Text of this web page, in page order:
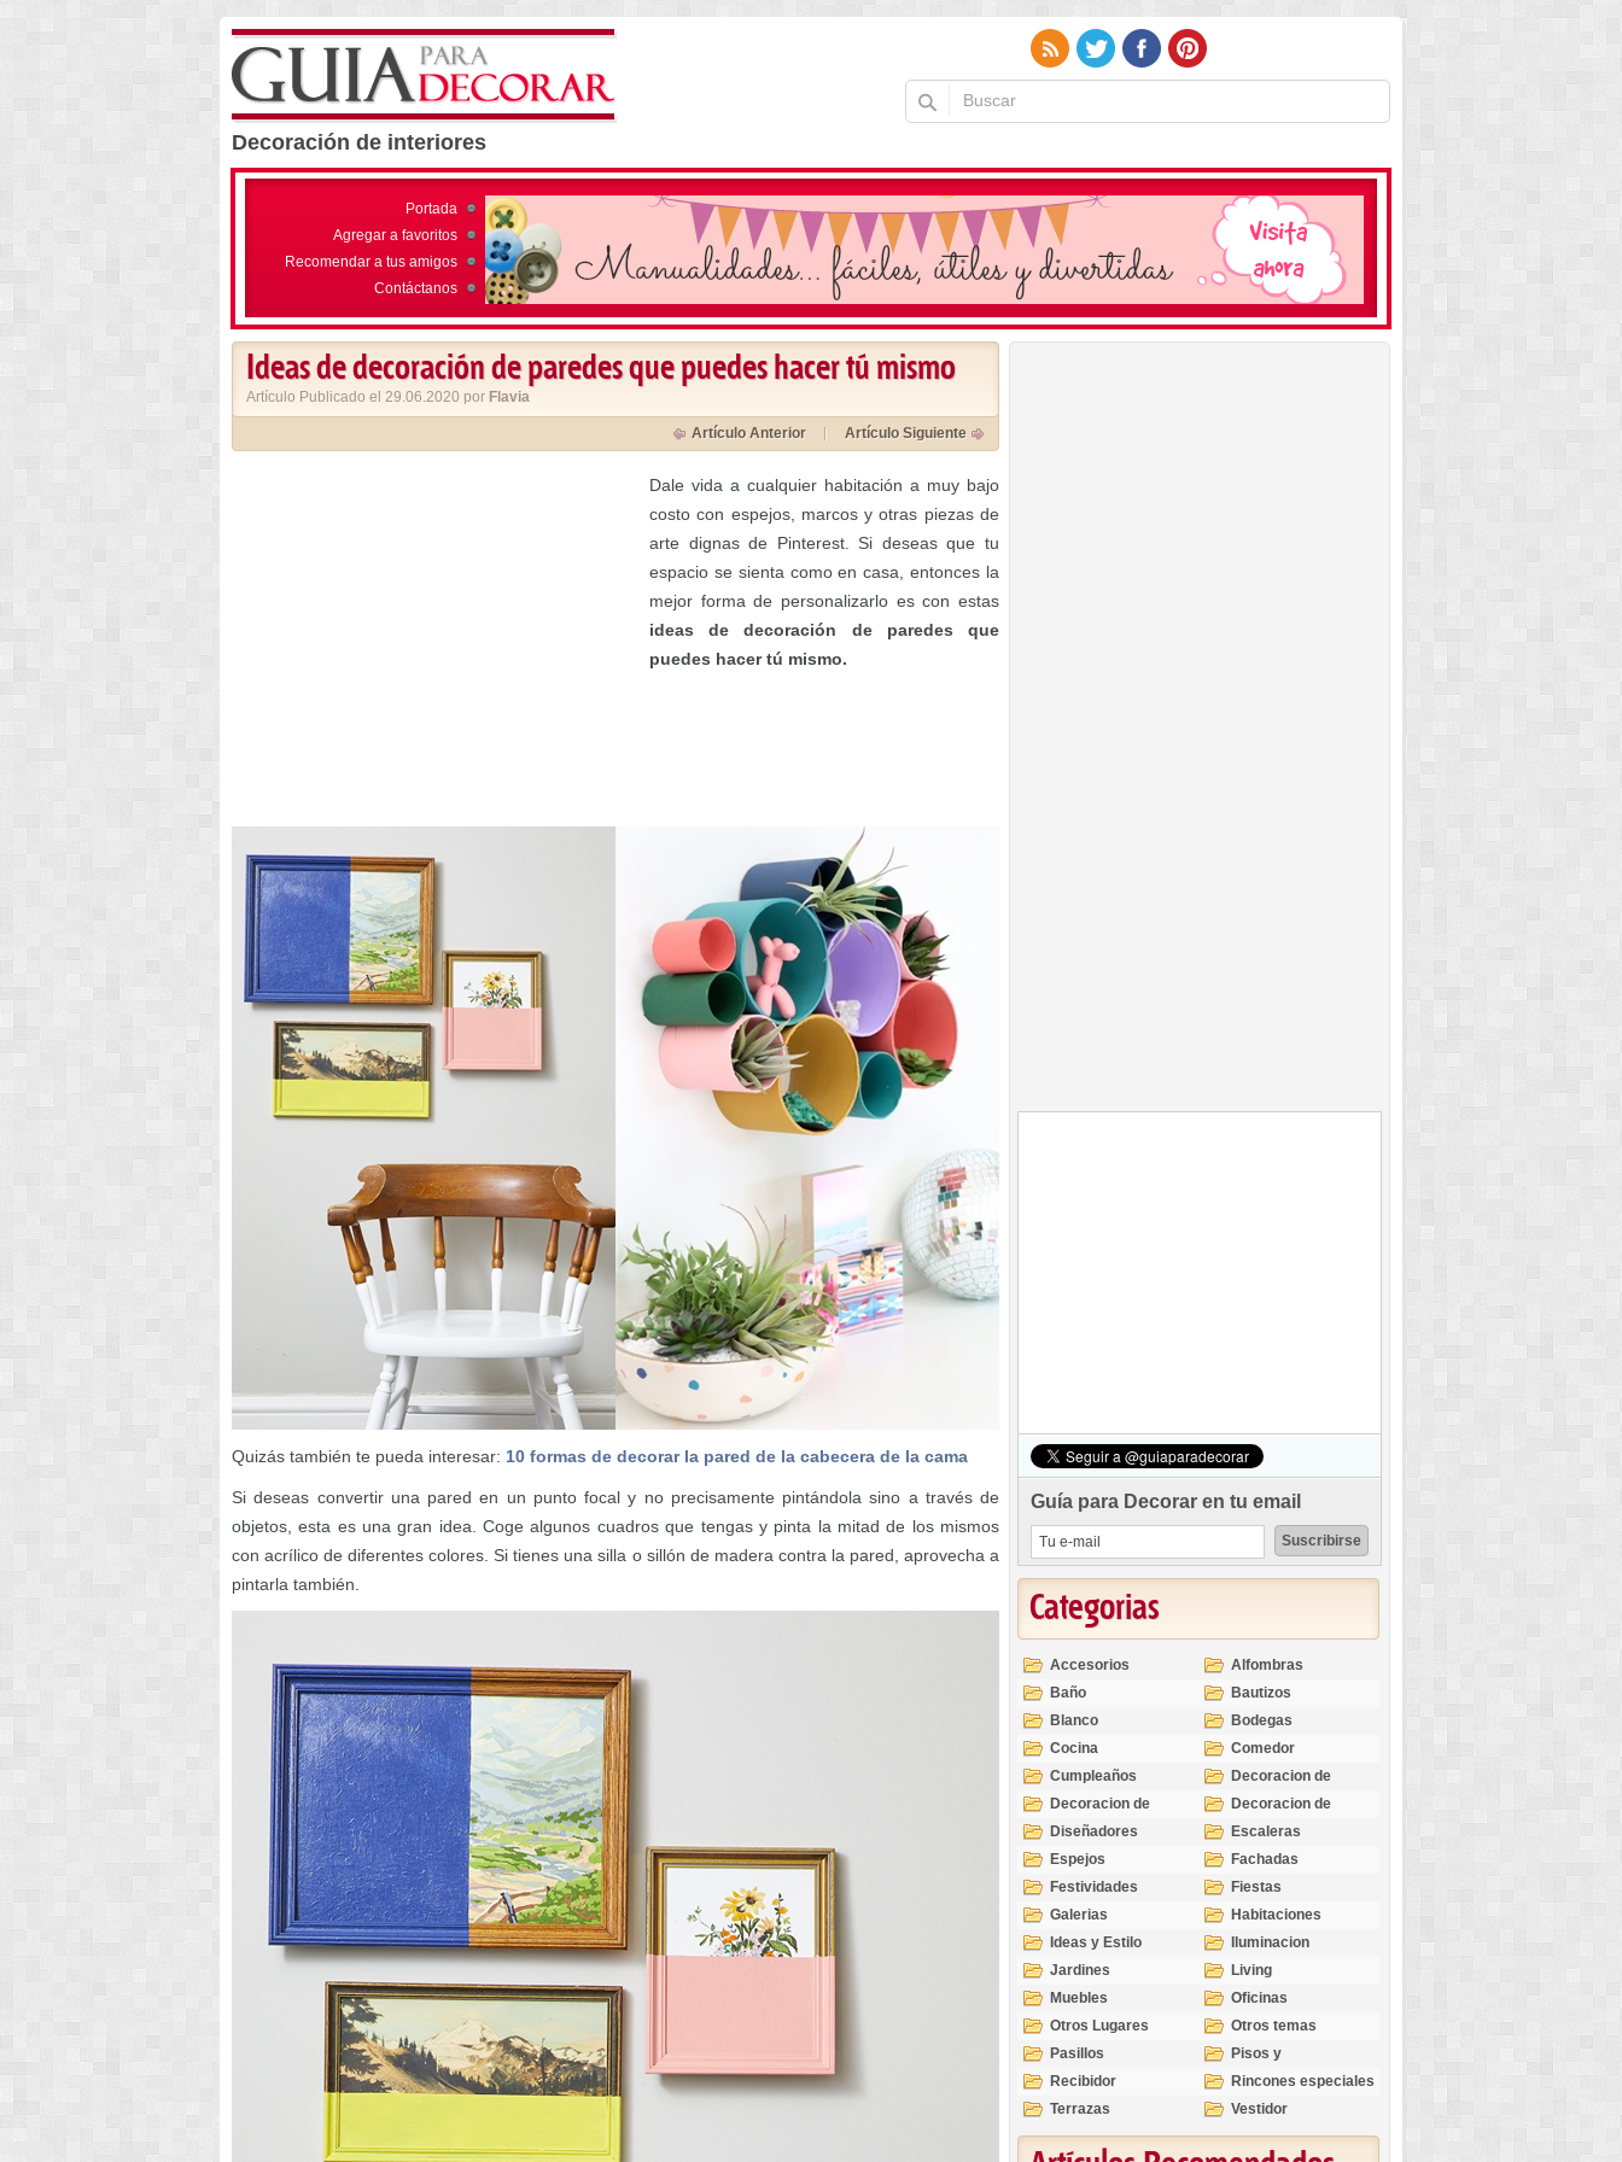
Decoración de interiores
Portada
Agregar a favoritos
Recomendar a tus amigos
Contáctanos
Ideas de decoración de paredes que puedes hacer tú mismo
Artículo Publicado el 29.06.2020 por Flavia
Artículo Anterior Artículo Siguiente
Dale vida a cualquier habitación a muy bajo
costo con espejos, marcos y otras piezas de
arte dignas de Pinterest. Si deseas que tu
espacio se sienta como en casa, entonces la
mejor forma de personalizarlo es con estas
ideas de decoración de paredes que
puedes hacer tú mismo.
Quizás también te pueda interesar: 10 formas de decorar la pared de la cabecera de la cama
Si deseas convertir una pared en un punto focal y no precisamente pintándola sino a través de
objetos, esta es una gran idea. Coge algunos cuadros que tengas y pinta la mitad de los mismos
con acrílico de diferentes colores. Si tienes una silla o sillón de madera contra la pared, aprovecha a
pintarla también.
Guía para Decorar en tu email
Categorias
Accesorios
Alfombras
Baño
Bautizos
Blanco
Bodegas
Cocina
Comedor
Cumpleaños
Decoracion de
Exteriores
Decoracion de
Interiores
Decoracion de
Ocasiones
Diseñadores
Escaleras
Espejos
Fachadas
Festividades
Fiestas
Galerias
Habitaciones
Ideas y Estilo
Iluminacion
Jardines
Living
Muebles
Oficinas
Otros Lugares
Otros temas
Pasillos
Pisos y
revestimientos
Recibidor
Rincones especiales
Terrazas
Vestidor